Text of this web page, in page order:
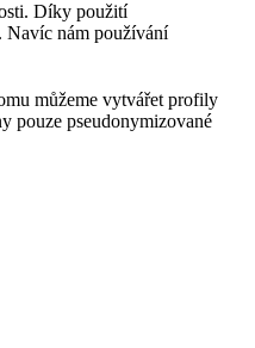
Díky použití
Navíc nám používání
můžeme vytvářet profily
pouze pseudonymizované